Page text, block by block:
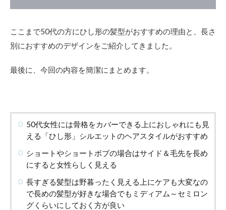
ここまで50代の方にひし形の髪型がおすすめの理由と、長さ
別におすすめのデザインをご紹介してきました。
最後に、今回の内容を簡潔にまとめます。
50代女性には骨格をカバーできる上におしゃれにも見
える「ひし形」シルエットのヘアスタイルがおすすめ
ショートやショートボブの場合はサイド＆毛先を長め
にすると女性らしく見える
長すぎる髪型は野暮ったく見える上にケアも大変なの
で長めの髪型が好きな場合でもミディアム～セミロン
グくらいにしておく方が良い